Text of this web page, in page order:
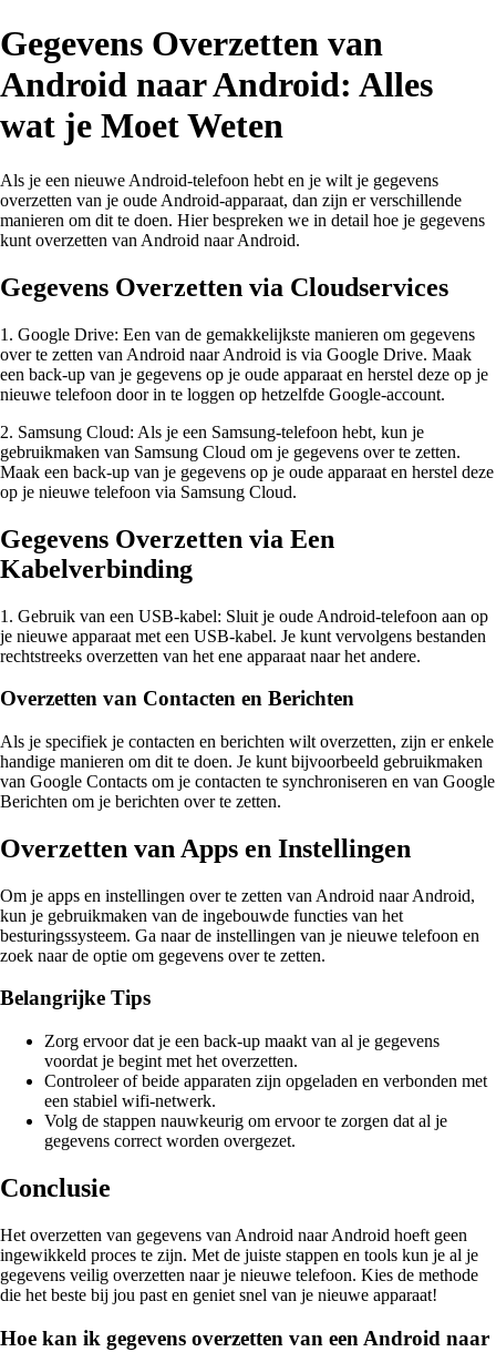
Gegevens Overzetten van
Android naar Android: Alles
wat je Moet Weten
Als je een nieuwe Android-telefoon hebt en je wilt je gegevens
overzetten van je oude Android-apparaat, dan zijn er verschillende
manieren om dit te doen. Hier bespreken we in detail hoe je gegevens
kunt overzetten van Android naar Android.
Gegevens Overzetten via Cloudservices
1. Google Drive: Een van de gemakkelijkste manieren om gegevens
over te zetten van Android naar Android is via Google Drive. Maak
een back-up van je gegevens op je oude apparaat en herstel deze op je
nieuwe telefoon door in te loggen op hetzelfde Google-account.
2. Samsung Cloud: Als je een Samsung-telefoon hebt, kun je
gebruikmaken van Samsung Cloud om je gegevens over te zetten.
Maak een back-up van je gegevens op je oude apparaat en herstel deze
op je nieuwe telefoon via Samsung Cloud.
Gegevens Overzetten via Een
Kabelverbinding
1. Gebruik van een USB-kabel: Sluit je oude Android-telefoon aan op
je nieuwe apparaat met een USB-kabel. Je kunt vervolgens bestanden
rechtstreeks overzetten van het ene apparaat naar het andere.
Overzetten van Contacten en Berichten
Als je specifiek je contacten en berichten wilt overzetten, zijn er enkele
handige manieren om dit te doen. Je kunt bijvoorbeeld gebruikmaken
van Google Contacts om je contacten te synchroniseren en van Google
Berichten om je berichten over te zetten.
Overzetten van Apps en Instellingen
Om je apps en instellingen over te zetten van Android naar Android,
kun je gebruikmaken van de ingebouwde functies van het
besturingssysteem. Ga naar de instellingen van je nieuwe telefoon en
zoek naar de optie om gegevens over te zetten.
Belangrijke Tips
Zorg ervoor dat je een back-up maakt van al je gegevens
voordat je begint met het overzetten.
Controleer of beide apparaten zijn opgeladen en verbonden met
een stabiel wifi-netwerk.
Volg de stappen nauwkeurig om ervoor te zorgen dat al je
gegevens correct worden overgezet.
Conclusie
Het overzetten van gegevens van Android naar Android hoeft geen
ingewikkeld proces te zijn. Met de juiste stappen en tools kun je al je
gegevens veilig overzetten naar je nieuwe telefoon. Kies de methode
die het beste bij jou past en geniet snel van je nieuwe apparaat!
Hoe kan ik gegevens overzetten van een Android naar